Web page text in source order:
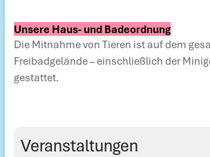
Unsere Haus- und Badeordnung
Die Mitnahme von Tieren ist auf dem
Freibadgelände – einschließlich der
gestattet.
Veranstaltungen